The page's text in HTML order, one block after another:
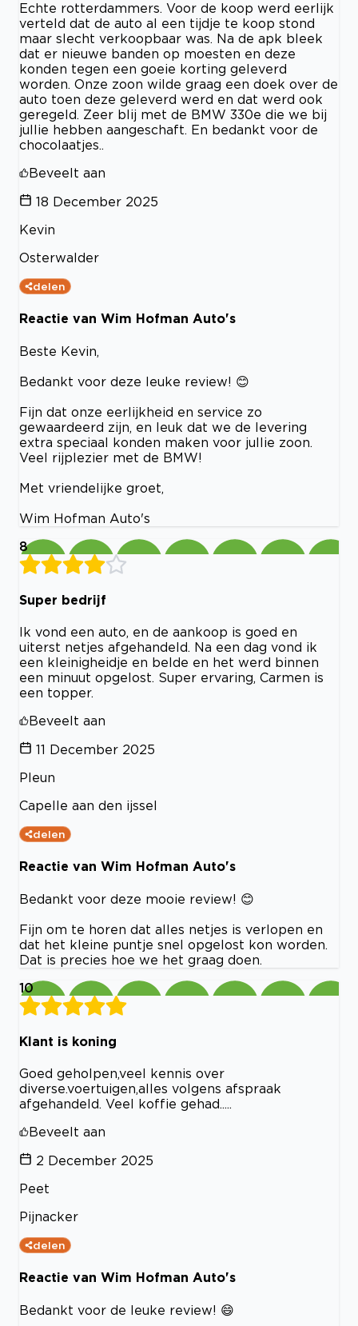
Echte rotterdammers. Voor de koop werd eerlijk
verteld dat de auto al een tijdje te koop stond
maar slecht verkoopbaar was. Na de apk bleek
dat er nieuwe banden op moesten en deze
konden tegen een goeie korting geleverd
worden. Onze zoon wilde graag een doek over de
auto toen deze geleverd werd en dat werd ook
geregeld. Zeer blij met de BMW 330e die we bij
jullie hebben aangeschaft. En bedankt voor de
chocolaatjes..
Beveelt aan
18 December 2025
Kevin
Osterwalder
delen
Reactie van Wim Hofman Auto's
Beste Kevin,
Bedankt voor deze leuke review! 😊
Fijn dat onze eerlijkheid en service zo
gewaardeerd zijn, en leuk dat we de levering
extra speciaal konden maken voor jullie zoon.
Veel rijplezier met de BMW!
Met vriendelijke groet,
Wim Hofman Auto's
8
Super bedrijf
Ik vond een auto, en de aankoop is goed en
uiterst netjes afgehandeld. Na een dag vond ik
een kleinigheidje en belde en het werd binnen
een minuut opgelost. Super ervaring, Carmen is
een topper.
Beveelt aan
11 December 2025
Pleun
Capelle aan den ijssel
delen
Reactie van Wim Hofman Auto's
Bedankt voor deze mooie review! 😊
Fijn om te horen dat alles netjes is verlopen en
dat het kleine puntje snel opgelost kon worden.
Dat is precies hoe we het graag doen.
10
Klant is koning
Goed geholpen,veel kennis over
diverse.voertuigen,alles volgens afspraak
afgehandeld. Veel koffie gehad.....
Beveelt aan
2 December 2025
Peet
Pijnacker
delen
Reactie van Wim Hofman Auto's
Bedankt voor de leuke review! 😄